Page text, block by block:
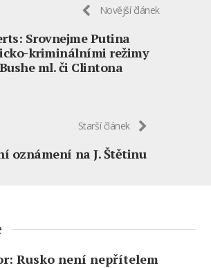
Novější článek
Srovnejme Putina
kriminálními režimy
ml. či Clintona
Starší článek
oznámení na J. Štětinu
Rusko není nepřítelem